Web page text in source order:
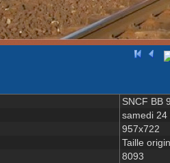
SNCF BB
samedi 24
957x722
Taille
8093